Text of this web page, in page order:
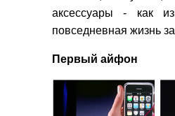
аксессуары - как
повседневная жизнь за
Первый айфон